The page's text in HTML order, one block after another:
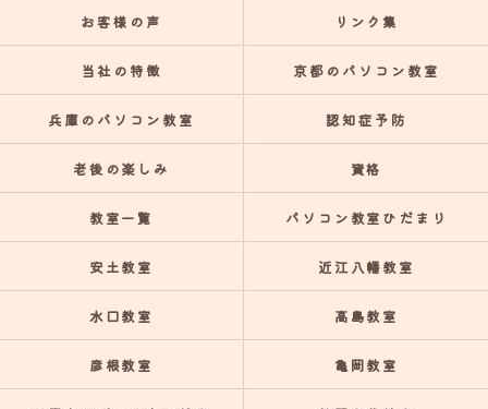
お客様の声 リンク集
当社の特徴 京都のパソコン教室
兵庫のパソコン教室 認知症予防
老後の楽しみ 資格
教室一覧 パソコン教室ひだまり
安土教室 近江八幡教室
水口教室 高島教室
彦根教室 亀岡教室